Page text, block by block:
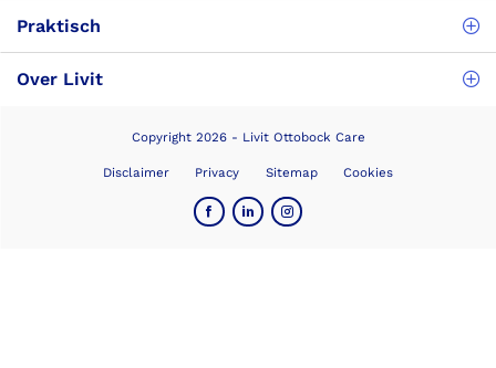
Praktisch
Over Livit
Copyright 2026 - Livit Ottobock Care
Disclaimer Privacy Sitemap Cookies